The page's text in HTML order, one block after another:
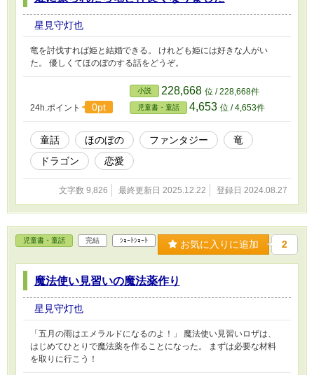
わからなかったが、アオとシガンによって成長
なる。 28話、むらさきぐりこ様の占いを参考に
させていただきました ありがとうございました
https://tsunagu.cloud/products/18356 1、2話の
校正を千歳叶様におねがいしました。 ありがと
うございました。
https://tsunagu.cloud/products/30361 カクヨ
ム、テイルズ、クロスフォリオにも投稿してい
星見守灯也
竜を討伐すれば姫と結婚できる。 けれども姫には好きな人がい
た。 優しくてほのぼのする話をどうぞ。
24h.ポイント 0pt
小説 228,668 位 / 228,668件
児童書・童話 4,653 位 / 4,653件
童話 ほのぼの ファンタジー
竜
ドラゴン
恋愛
文字数 9,826 最終更新日 2025.12.22 登録日 2024.08.27
児童書・童話 完結 ｼｮｰﾄｼｮｰﾄ お気に入りに追加 2
魔法使い見習いの魔法薬作り
星見守灯也
「五月の雨はエメラルドになるのよ！」 魔法使い見習いロザは、
はじめてひとりで魔法薬を作ることになった。 まずは必要な材料
を取りに行こう！